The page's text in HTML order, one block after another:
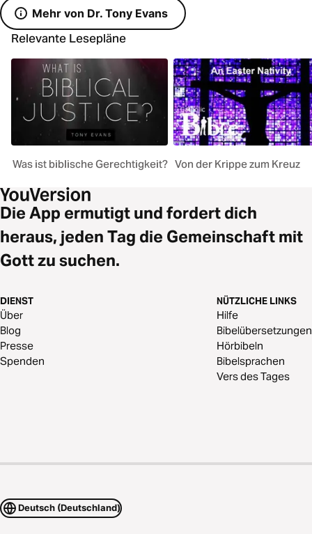
Mehr von Dr. Tony Evans
Relevante Lesepläne
Was ist biblische Gerechtigkeit? Von der Krippe zum Kreuz
Die App ermutigt und fordert dich
heraus, jeden Tag die Gemeinschaft mit
Gott zu suchen.
DIENST
Über
Blog
Presse
Spenden
NÜTZLICHE LINKS
Hilfe
Bibelübersetzungen
Hörbibeln
Bibelsprachen
Vers des Tages
Deutsch (Deutschland)